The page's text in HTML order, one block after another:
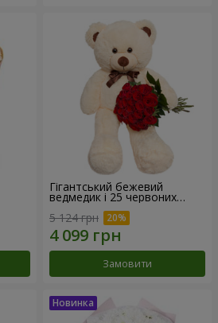
Гігантський бежевий
ведмедик і 25 червоних
троянд
5 124 грн
Замовити